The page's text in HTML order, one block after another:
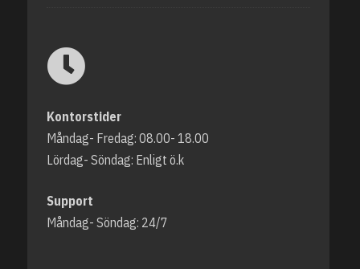
Kontorstider
Måndag- Fredag: 08.00- 18.00
Lördag- Söndag: Enligt ö.k
Support
Måndag- Söndag: 24/7